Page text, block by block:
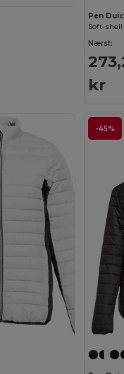
Pen
Nærst:
kr
-45%